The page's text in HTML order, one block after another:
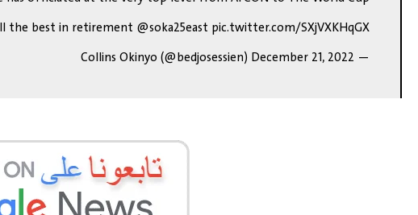
the best in retirement @soka25east pic.twitter.com/SXjVXKHqGX
— Collins Okinyo (@bedjosessien)
December 21, 2022